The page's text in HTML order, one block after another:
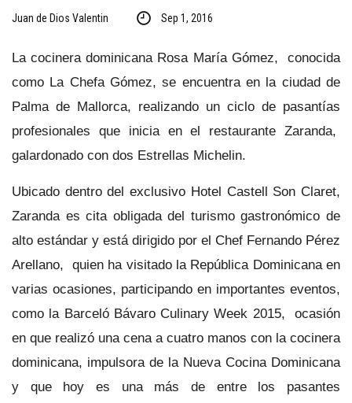
Juan de Dios Valentin Sep 1, 2016
La cocinera dominicana Rosa María Gómez, conocida
como La Chefa Gómez, se encuentra en la ciudad de
Palma de Mallorca, realizando un ciclo de pasantías
profesionales que inicia en el restaurante Zaranda,
galardonado con dos Estrellas Michelin.
Ubicado dentro del exclusivo Hotel Castell Son Claret,
Zaranda es cita obligada del turismo gastronómico de
alto estándar y está dirigido por el Chef Fernando Pérez
Arellano, quien ha visitado la República Dominicana en
varias ocasiones, participando en importantes eventos,
como la Barceló Bávaro Culinary Week 2015, ocasión
en que realizó una cena a cuatro manos con la cocinera
dominicana, impulsora de la Nueva Cocina Dominicana
y que hoy es una más de entre los pasantes